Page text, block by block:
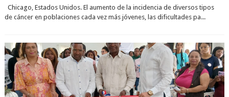
Chicago, Estados Unidos. El aumento de la incidencia de diversos tipos
de cáncer en poblaciones cada vez más jóvenes, las dificultades pa...